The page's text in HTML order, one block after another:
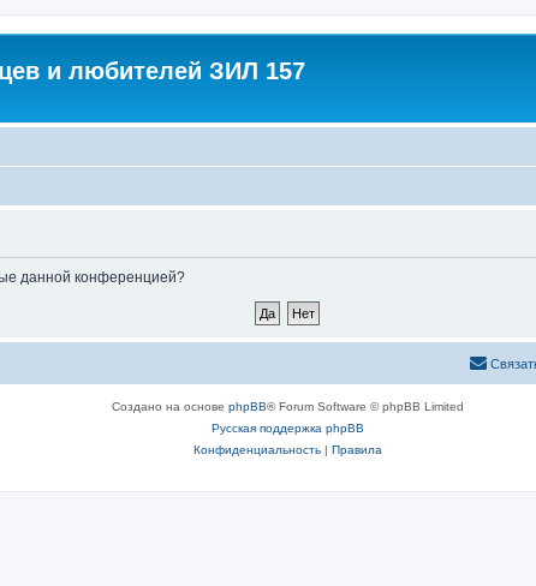
и любителей ЗИЛ 157
данной конференцией?
Создано на основе phpBB® Forum Software © phpBB Limited
Русская поддержка phpBB
Конфиденциальность| Правила